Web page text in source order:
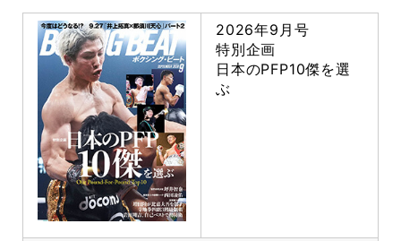
2026年9月号
特別企画
日本のPFP10傑を選
ぶ